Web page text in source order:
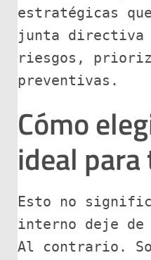
estratégicas
junta directiva
riesgos,
preventivas.
Cómo
ideal
Esto no
interno deje de
Al contrario.